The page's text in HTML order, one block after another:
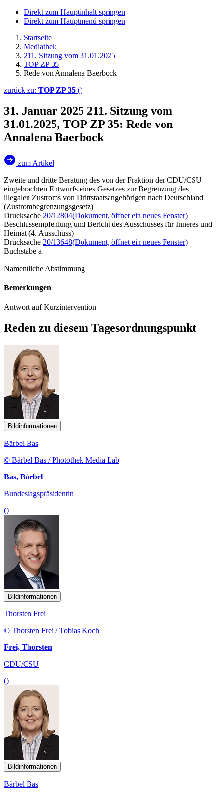
Direkt zum Hauptinhalt springen
Direkt zum Hauptmenü springen
Startseite
Mediathek
211. Sitzung vom 31.01.2025
TOP ZP 35
Rede von Annalena Baerbock
zurück zu: TOP ZP 35 ()
31. Januar 2025 211. Sitzung vom
31.01.2025, TOP ZP 35: Rede von
Annalena Baerbock
zum Artikel
Zweite und dritte Beratung des von der Fraktion der CDU/CSU
eingebrachten Entwurfs eines Gesetzes zur Begrenzung des
illegalen Zustroms von Drittstaatsangehörigen nach Deutschland
(Zustrombegrenzungsgesetz)
Drucksache 20/12804(Dokument, öffnet ein neues Fenster)
Beschlussempfehlung und Bericht des Ausschusses für Inneres und
Heimat (4. Ausschuss)
Drucksache 20/13648(Dokument, öffnet ein neues Fenster)
Buchstabe a
Namentliche Abstimmung
Bemerkungen
Antwort auf Kurzintervention
Reden zu diesem Tagesordnungspunkt
Bildinformationen
Bärbel Bas
© Bärbel Bas / Photothek Media Lab
Bas, Bärbel
Bundestagspräsidentin
()
Bildinformationen
Thorsten Frei
© Thorsten Frei / Tobias Koch
Frei, Thorsten
CDU/CSU
()
Bildinformationen
Bärbel Bas